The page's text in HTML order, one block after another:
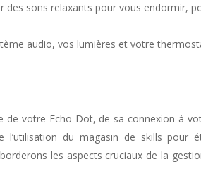
des sons relaxants pour vous
audio, vos lumières et votre
votre Echo Dot, de sa connexion à
l’utilisation du magasin de skills
les aspects cruciaux de la